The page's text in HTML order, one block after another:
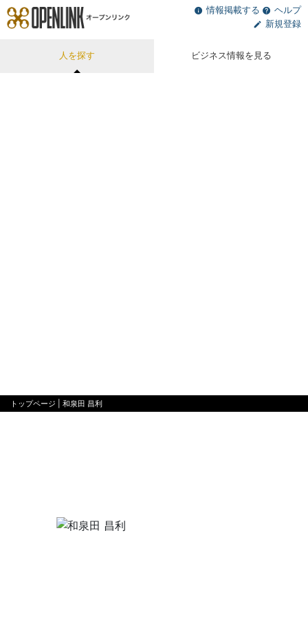
人を探す ビジネス情報を見る
情報掲載する
ヘルプ
新規登録
トップページ | 和泉田 昌利